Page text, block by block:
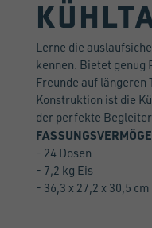
Lerne die
kennen. Bietet genug
Freunde auf
Konstruktion ist die
der perfekte
- 24 Dosen
- 7,2 kg Eis
- 36,3 x 27,2 x 30,5 cm